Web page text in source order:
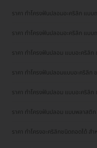
ราคา ทำโครงฟันปลอมอะคริลิก แบ
ราคา ทำโครงฟันปลอมอะคริลิก แบ
ราคา ทำโครงฟันปลอม แบบอะคริลิ
ราคา ทำโครงฟันปลอมแบบอะคริลิ
ราคา ทำโครงฟันปลอม แบบอะคริลิ
ราคา ทำโครงฟันปลอม แบบพลาส
ราคา ทำโครงอะคริลิกชนิดถอดได้ ส